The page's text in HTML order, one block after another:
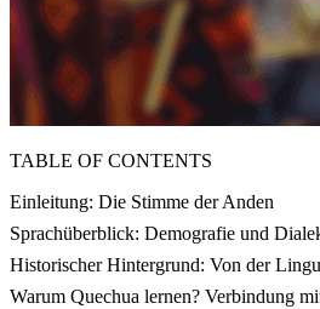
TABLE OF CONTENTS
Einleitung: Die Stimme der Anden
Sprachüberblick: Demografie und
Historischer Hintergrund: Von der
Warum Quechua lernen? Verbindung